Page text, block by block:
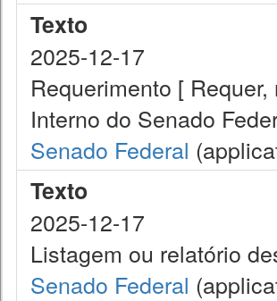
Texto
2025-12-17
Requerimento [
Interno do Senado
Senado Federal
Texto
2025-12-17
Listagem ou relatório
Senado Federal